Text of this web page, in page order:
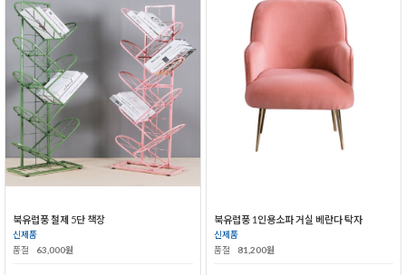
북유럽풍 철제 5단 책장
신제품
품절
63,000원
북유럽풍 1인용소파 거실 베란다 탁자
신제품
품절
81,200원